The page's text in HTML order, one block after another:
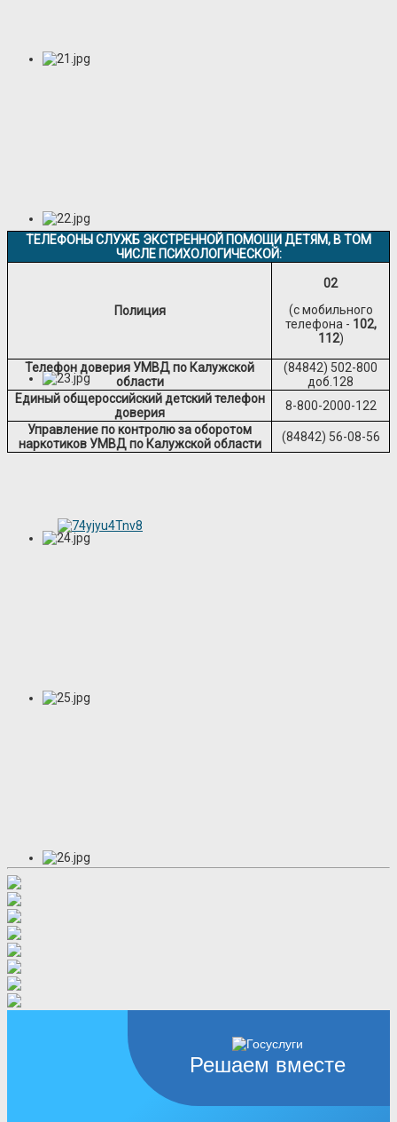
ТЕЛЕФОНЫ СЛУЖБ ЭКСТРЕННОЙ ПОМОЩИ ДЕТЯМ, В ТОМ
ЧИСЛЕ ПСИХОЛОГИЧЕСКОЙ:
Полиция
02
(с мобильного
телефона - 102,
112)
Телефон доверия УМВД по Калужской
области
(84842) 502-800
доб.128
Единый общероссийский детский телефон
доверия
8-800-2000-122
Управление по контролю за оборотом
наркотиков УМВД по Калужской области (84842) 56-08-56
Решаем вместе